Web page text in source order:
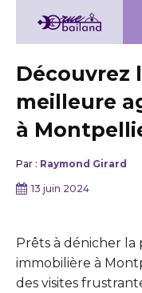
Découvrez
meilleure
à
Par : Raymond Girard
13 juin 2024
Prêts à dénicher la
immobilière à
des visites